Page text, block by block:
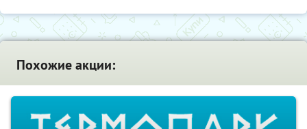
Похожие акции: